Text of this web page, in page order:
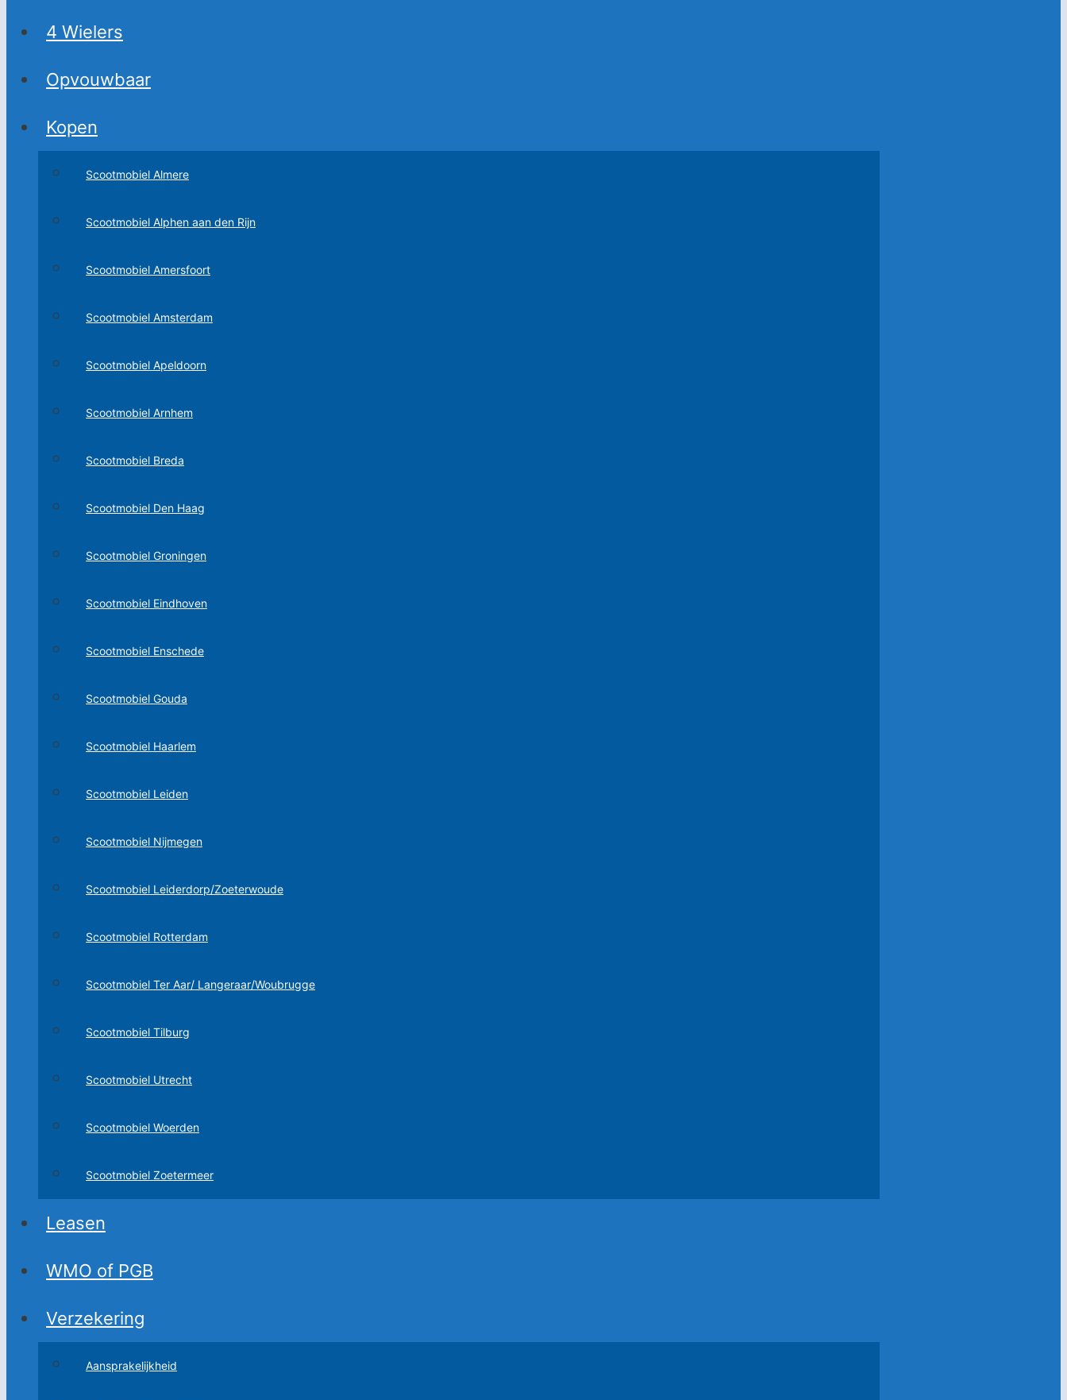
4 Wielers
Opvouwbaar
Kopen
Scootmobiel Almere
Scootmobiel Alphen aan den Rijn
Scootmobiel Amersfoort
Scootmobiel Amsterdam
Scootmobiel Apeldoorn
Scootmobiel Arnhem
Scootmobiel Breda
Scootmobiel Den Haag
Scootmobiel Groningen
Scootmobiel Eindhoven
Scootmobiel Enschede
Scootmobiel Gouda
Scootmobiel Haarlem
Scootmobiel Leiden
Scootmobiel Nijmegen
Scootmobiel Leiderdorp/Zoeterwoude
Scootmobiel Rotterdam
Scootmobiel Ter Aar/ Langeraar/Woubrugge
Scootmobiel Tilburg
Scootmobiel Utrecht
Scootmobiel Woerden
Scootmobiel Zoetermeer
Leasen
WMO of PGB
Verzekering
Aansprakelijkheid